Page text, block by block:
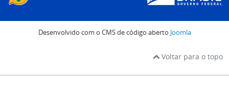
Desenvolvido com o CMS de código aberto Joomla
Voltar para o topo